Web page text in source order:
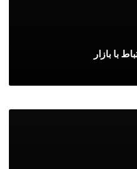
با بازار